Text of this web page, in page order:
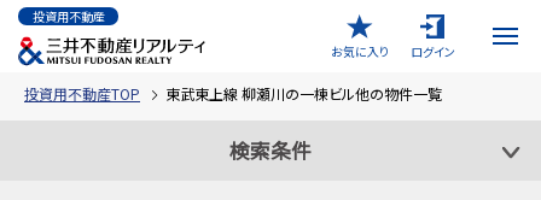
投資用不動産
お気に入り
ログイン
投資用不動産TOP 東武東上線 柳瀬川の一棟ビル他の物件一覧
検索条件